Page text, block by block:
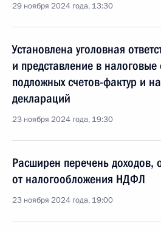
29 ноября 2024 года, 13:30
Установлена уголовная
и представление в
подложных счетов-фактур и
деклараций
23 ноября 2024 года, 19:30
Расширен перечень доходов,
от налогообложения НДФЛ
23 ноября 2024 года, 19:00